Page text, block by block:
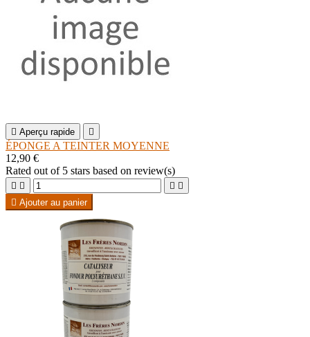
 Aperçu rapide 
ÉPONGE A TEINTER MOYENNE
12,90 €
Rated out of 5 stars based on review(s)
   
 Ajouter au panier